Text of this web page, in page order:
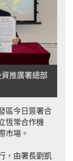
推廣署總部
區今日簽署合
恆常合作機
市場。
，由署長劉凱